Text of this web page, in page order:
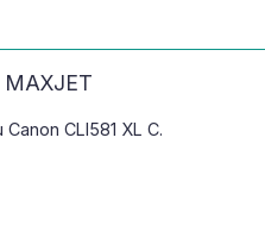
MAXJET
CLI581 XL C.